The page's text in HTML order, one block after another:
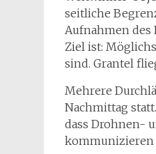
seitliche
Aufnahmen des
Ziel ist:
sind. Grantel
Mehrere
Nachmittag
dass Drohnen-
kommunizieren